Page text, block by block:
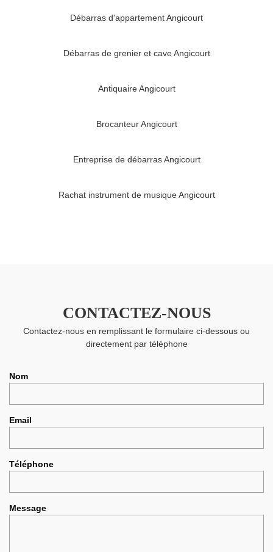
Débarras d'appartement Angicourt
Débarras de grenier et cave Angicourt
Antiquaire Angicourt
Brocanteur Angicourt
Entreprise de débarras Angicourt
Rachat instrument de musique Angicourt
CONTACTEZ-NOUS
Contactez-nous en remplissant le formulaire ci-dessous ou
directement par téléphone
Nom
Email
Téléphone
Message